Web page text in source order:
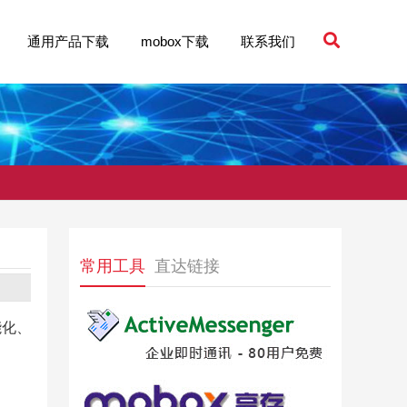
通用产品下载 mobox下载 联系我们
、
常用工具 直达链接